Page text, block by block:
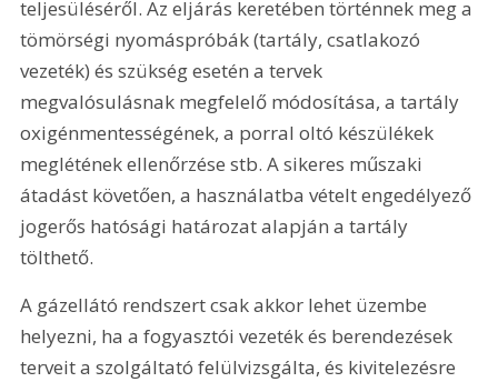
teljesüléséről. Az eljárás keretében történnek meg a
tömörségi nyomáspróbák (tartály, csatlakozó
vezeték) és szükség esetén a tervek
megvalósulásnak megfelelő módosítása, a tartály
oxigénmentességének, a porral oltó készülékek
meglétének ellenőrzése stb. A sikeres műszaki
átadást követően, a használatba vételt engedélyező
jogerős hatósági határozat alapján a tartály
tölthető.
A gázellátó rendszert csak akkor lehet üzembe
helyezni, ha a fogyasztói vezeték és berendezések
terveit a szolgáltató felülvizsgálta, és kivitelezésre